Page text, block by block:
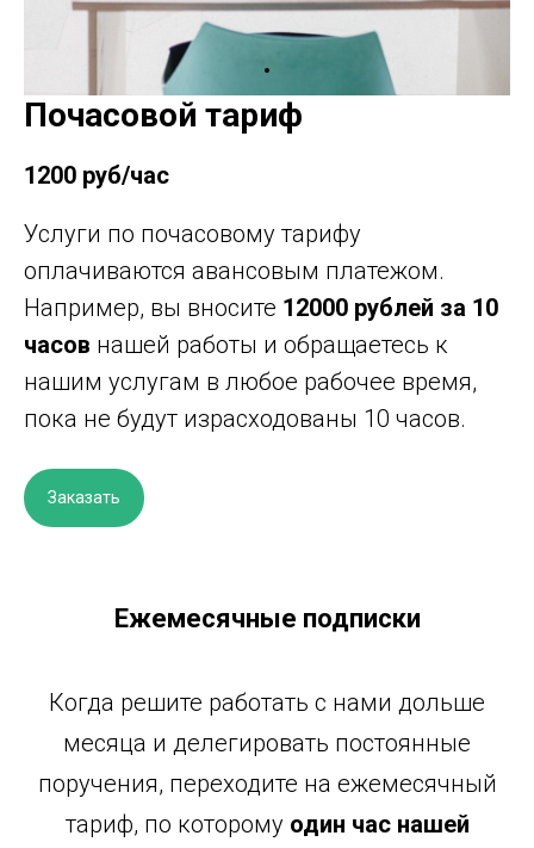
Почасовой тариф
1200 руб/час
Услуги по почасовому тарифу
оплачиваются авансовым платежом.
Например, вы вносите 12000 рублей за 10
часов нашей работы и обращаетесь к
нашим услугам в любое рабочее время,
пока не будут израсходованы 10 часов.
Заказать
Ежемесячные подписки
Когда решите работать с нами дольше
месяца и делегировать постоянные
поручения, переходите на ежемесячный
тариф, по которому один час нашей